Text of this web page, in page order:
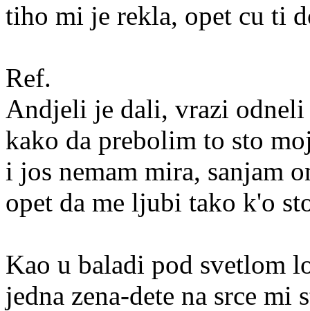
tiho mi je rekla, opet cu ti
Ref.
Andjeli je dali, vrazi odneli
kako da prebolim to sto
i jos nemam mira, sanjam
opet da me ljubi tako k'o
Kao u baladi pod svetlom
jedna zena-dete na srce mi